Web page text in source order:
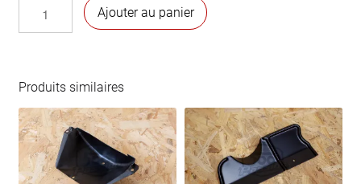
capot
arrière
Ajouter au panier
Produits similaires